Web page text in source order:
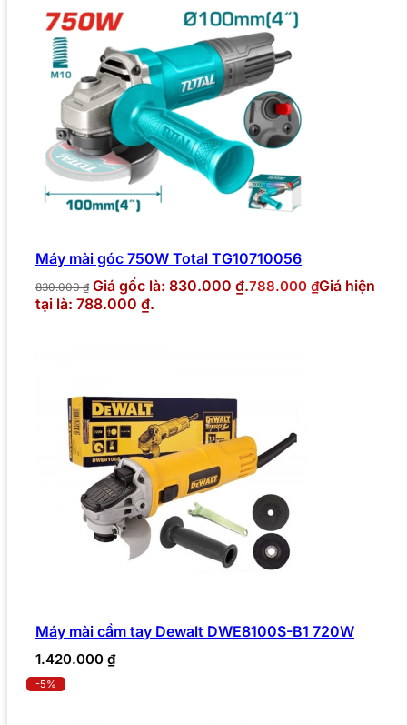
Máy mài góc 750W Total TG10710056
830.000₫ Giá gốc là: 830.000 ₫.788.000 ₫Giá hiện
tại là: 788.000 ₫.
Máy mài cầm tay Dewalt DWE8100S-B1 720W
1.420.000 ₫
-5%